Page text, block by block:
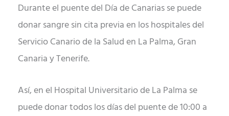
Durante el puente del Día de Canarias se puede
donar sangre sin cita previa en los hospitales del
Servicio Canario de la Salud en La Palma, Gran
Canaria y Tenerife.
Así, en el Hospital Universitario de La Palma se
puede donar todos los días del puente de 10:00 a